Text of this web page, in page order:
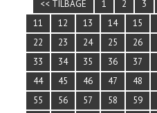
<< TILBAGE 1 2 3
11
12 13 14 15
22
23 24 25 26
33
34 35 36 37
44
45 46 47 48
55
56 57 58 59